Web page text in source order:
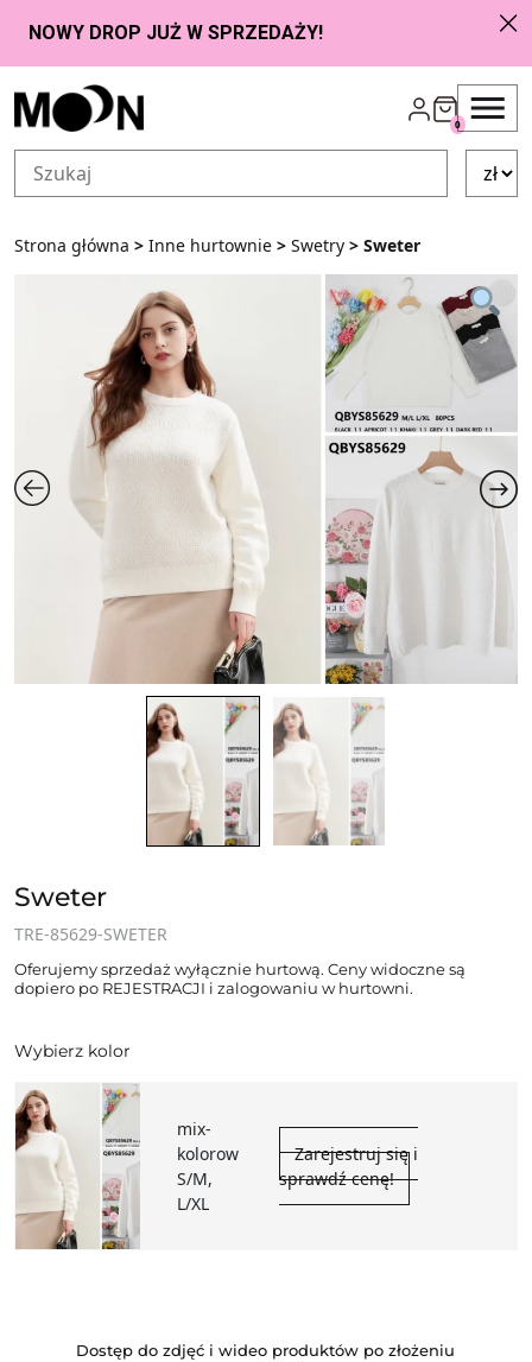
Przejdź do zawartości
0
Strona główna > Inne hurtownie > Swetry > Sweter
Sweter
TRE-85629-SWETER
Oferujemy sprzedaż wyłącznie hurtową. Ceny widoczne są
dopiero po REJESTRACJI i zalogowaniu w hurtowni.
Wybierz kolor
mix-
kolorow
S/M,
L/XL
Zarejestruj się i
sprawdź cenę!
Dostęp do zdjęć i wideo produktów po złożeniu